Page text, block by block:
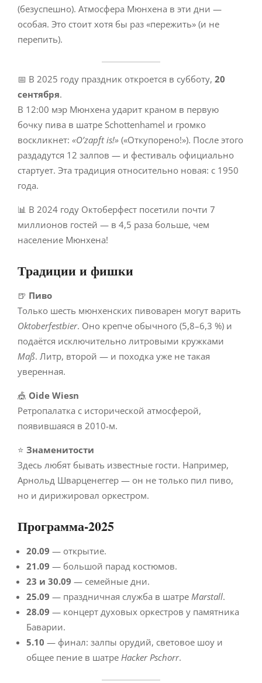
(безуспешно). Атмосфера Мюнхена в эти дни —
особая. Это стоит хотя бы раз «пережить» (и не
перепить).
📅 В 2025 году праздник откроется в субботу, 20
сентября.
В 12:00 мэр Мюнхена ударит краном в первую
бочку пива в шатре Schottenhamel и громко
воскликнет: «O’zapft is!» («Откупорено!»). После этого
раздадутся 12 залпов — и фестиваль официально
стартует. Эта традиция относительно новая: с 1950
года.
📊 В 2024 году Октоберфест посетили почти 7
миллионов гостей — в 4,5 раза больше, чем
население Мюнхена!
Традиции и фишки
🍺 Пиво
Только шесть мюнхенских пивоварен могут варить
Oktoberfestbier. Оно крепче обычного (5,8–6,3 %) и
подаётся исключительно литровыми кружками
Maß. Литр, второй — и походка уже не такая
уверенная.
🎪 Oide Wiesn
Ретропалатка с исторической атмосферой,
появившаяся в 2010-м.
⭐ Знаменитости
Здесь любят бывать известные гости. Например,
Арнольд Шварценеггер — он не только пил пиво,
но и дирижировал оркестром.
Программа-2025
20.09 — открытие.
21.09 — большой парад костюмов.
23 и 30.09 — семейные дни.
25.09 — праздничная служба в шатре Marstall.
28.09 — концерт духовых оркестров у памятника
Баварии.
5.10 — финал: залпы орудий, световое шоу и
общее пение в шатре Hacker Pschorr.